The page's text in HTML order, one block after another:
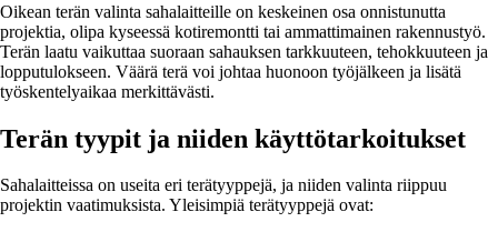
Oikean terän valinta sahalaitteille on keskeinen osa onnistunutta
projektia, olipa kyseessä kotiremontti tai ammattimainen rakennustyö.
Terän laatu vaikuttaa suoraan sahauksen tarkkuuteen, tehokkuuteen ja
lopputulokseen. Väärä terä voi johtaa huonoon työjälkeen ja lisätä
työskentelyaikaa merkittävästi.
Terän tyypit ja niiden käyttötarkoitukset
Sahalaitteissa on useita eri terätyyppejä, ja niiden valinta riippuu
projektin vaatimuksista. Yleisimpiä terätyyppejä ovat: